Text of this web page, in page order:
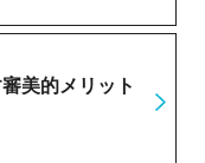
美的メリット